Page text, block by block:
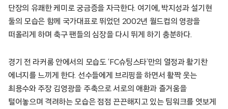
단장의 유쾌한 케미로 궁금증을 자극한다. 여기에, 박지성과 설기현
둘의 모습은 함께 국가대표로 뛰었던 2002년 월드컵의 영광을
떠올리게 하며 축구 팬들의 심장을 다시 뛰게 하기 충분하다.
경기 전 라커룸 안에서의 모습도 ‘FC슈팅스타’만의 열정과 활기찬
에너지를 느끼게 한다. 선수들에게 브리핑을 하면서 활짝 웃는
최용수와 주장 김영광을 주축으로 서로의 애환과 즐거움을
털어놓으며 격려하는 모습은 점점 끈끈해지고 있는 팀워크를 엿보게